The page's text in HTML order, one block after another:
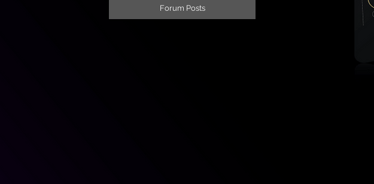
Forum Posts